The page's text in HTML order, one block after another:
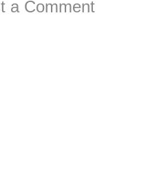
a Comment